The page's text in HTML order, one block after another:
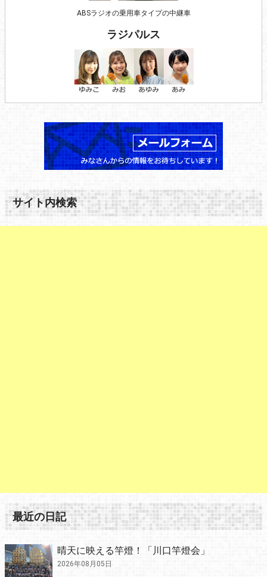
ABSラジオの乗用車タイプの中継車
ラジパルス
サイト内検索
最近の日記
晴天に映える竿燈！「川口竿燈会」
2026年08月05日